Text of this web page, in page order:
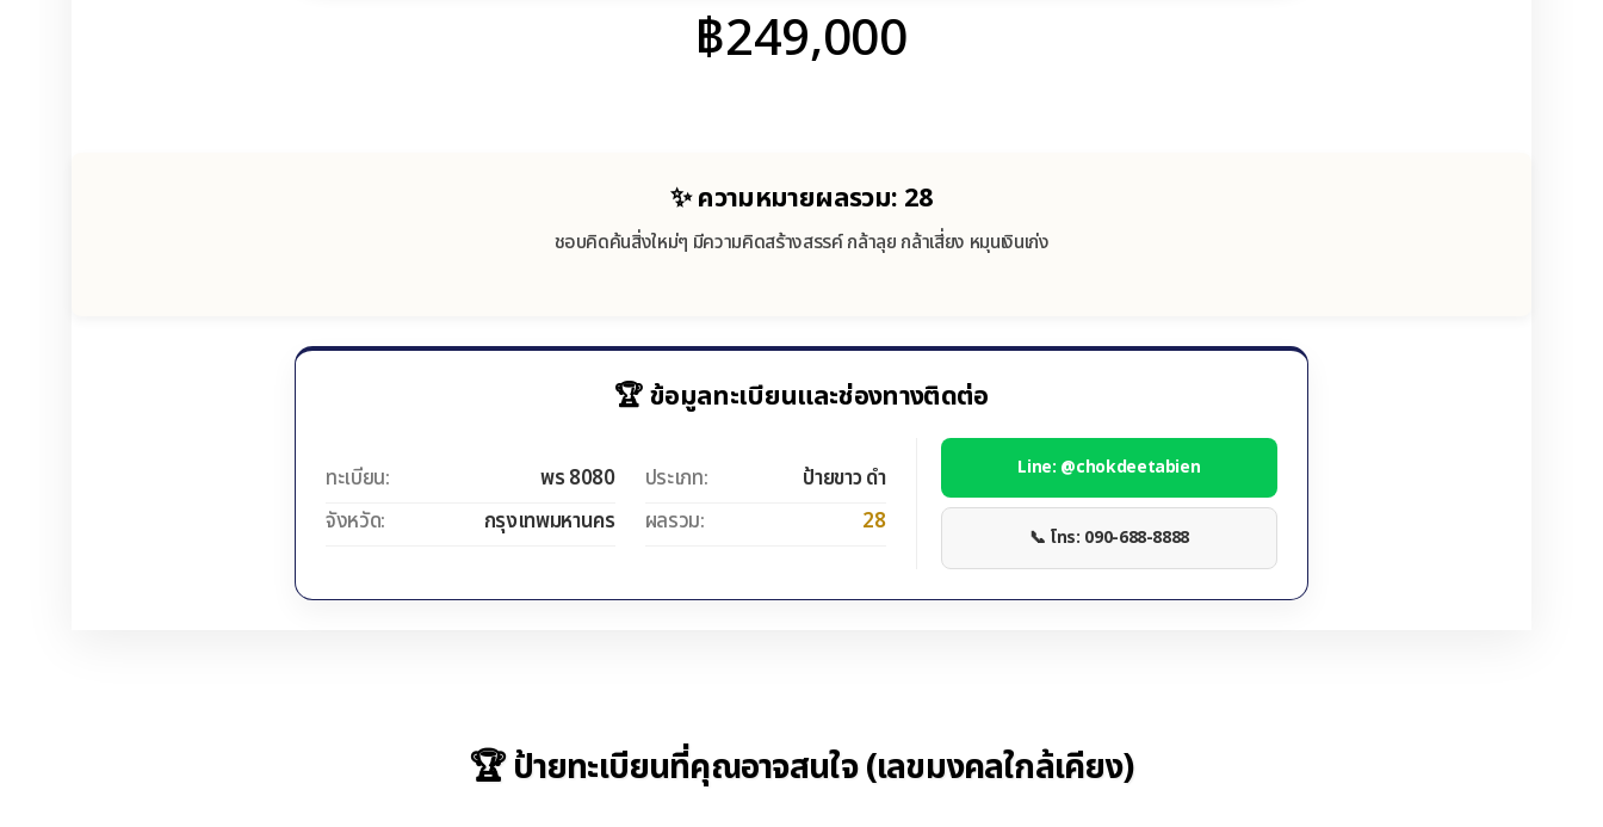
฿249,000
✨ ความหมายผลรวม: 28
ชอบคิดค้นสิ่งใหม่ๆ มีความคิดสร้างสรรค์ กล้าลุย กล้าเสี่ยง หมุนเงินเก่ง
🏆 ข้อมูลทะเบียนและช่องทางติดต่อ
ทะเบียน:
พร 8080
จังหวัด:
กรุงเทพมหานคร
ประเภท:
ป้ายขาว ดำ
ผลรวม:
28
Line: @chokdeetabien
📞 โทร: 090-688-8888
🏆 ป้ายทะเบียนที่คุณอาจสนใจ (เลขมงคลใกล้เคียง)